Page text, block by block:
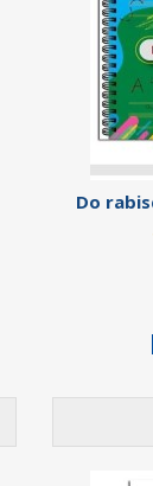
Do